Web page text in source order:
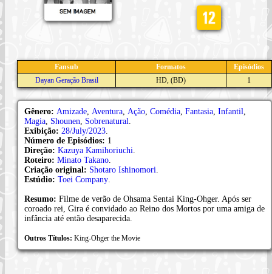
Fansub Formatos
Episódios
Dayan Geração Brasil
HD, (BD) 1
Gênero: Amizade Aventura Ação Comédia Fantasia Infantil
Magia Shounen Sobrenatural
Exibição: 28/July/2023
Número de Episódios: 1
Direção: Kazuya Kamihoriuchi
Roteiro: Minato Takano
Criação original: Shotaro Ishinomori
Estúdio: Toei Company
Resumo: Filme de verão de Ohsama Sentai King-Ohger. Após ser
coroado rei, Gira é convidado ao Reino dos Mortos por uma amiga de
infância até então desaparecida.
Outros Títulos: King-Ohger the Movie